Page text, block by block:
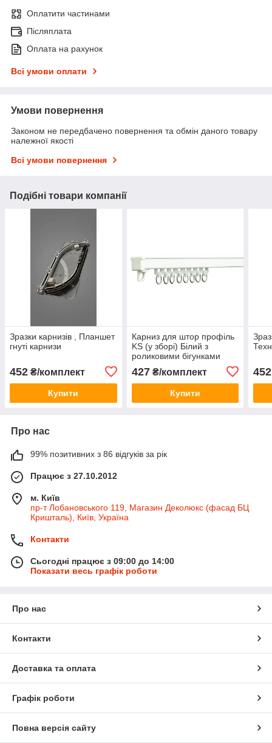
Оплатити частинами
Післяплата
Оплата на рахунок
Всі умови оплати
Умови повернення
Законом не передбачено повернення та обмін даного товару
належної якості
Всі умови повернення
Подібні товари компанії
Зразки карнизів , Планшет
гнуті карнизи
452 ₴/комплект
Купити
Карниз для штор профіль
KS (у зборі) Білий з
роликовими бігунками
427₴/комплект
Купити
452
Про нас
99% позитивних з 86 відгуків за рік
Працює з 27.10.2012
м. Київ
пр-т Лобановського 119, Магазин Деколюкс (фасад БЦ
Кришталь), Київ, Україна
Контакти
Сьогодні працює з 09:00 до 14:00
Показати весь графік роботи
Про нас
Контакти
Доставка та оплата
Графік роботи
Повна версія сайту